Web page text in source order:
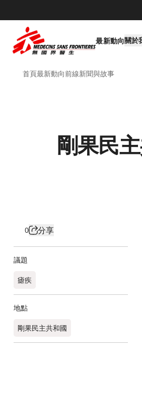
最新動向關於
首頁最新動向前線新聞與故事
剛果民
0 分享
議題
瘧疾
地點
剛果民主共和國